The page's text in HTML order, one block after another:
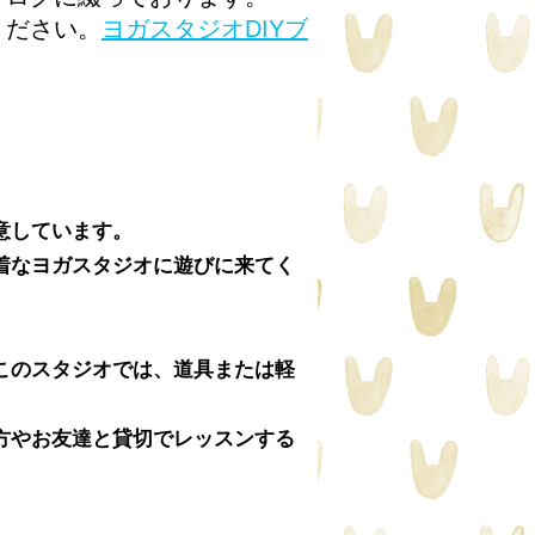
さい。
ヨガスタジオDIYブ
ています。
ヨガスタジオに遊びに来てく
のスタジオでは、道具または軽
お友達と貸切でレッスンする